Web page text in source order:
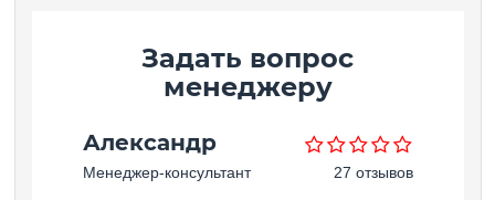
Задать вопрос
менеджеру
Александр
Менеджер-консультант 27 отзывов